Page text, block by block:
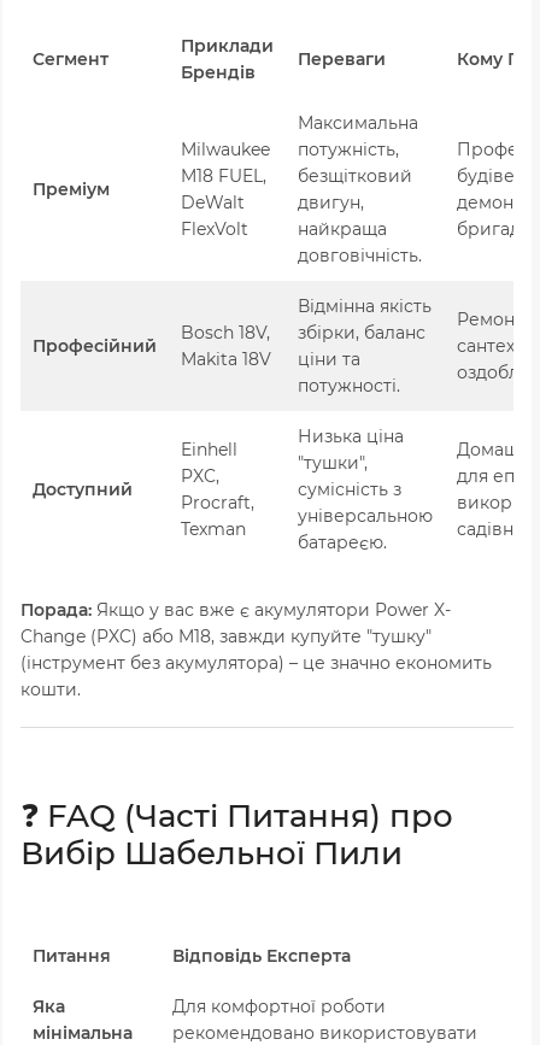
Сегмент
Приклади
Брендів
Переваги Кому
Преміум
Milwaukee
M18 FUEL,
DeWalt
FlexVolt
Максимальна
потужність,
безщітковий
двигун,
найкраща
довговічність.
бригади.
Професійний
Bosch 18V,
Makita 18V
Відмінна якість
збірки, баланс
ціни та
потужності.
Доступний
Einhell
PXC,
Procraft,
Texman
Низька ціна
"тушки",
сумісність з
універсальною
батареєю.
Домашні
для
Порада: Якщо у вас вже є акумулятори Power X-
Change (PXC) або M18, завжди купуйте "тушку"
(інструмент без акумулятора) – це значно економить
кошти.
❓ FAQ (Часті Питання) про
Вибір Шабельної Пили
Питання Відповідь Експерта
Яка
мінімальна
Для комфортної роботи
рекомендовано використовувати